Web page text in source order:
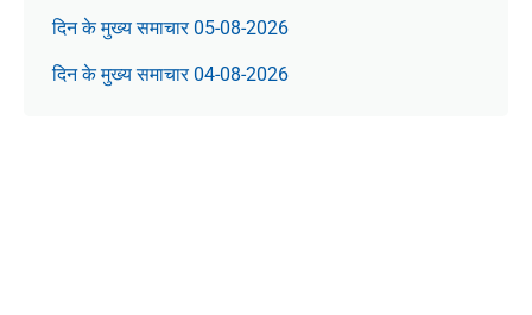
दिन के मुख्य समाचार 05-08-2026
दिन के मुख्य समाचार 04-08-2026